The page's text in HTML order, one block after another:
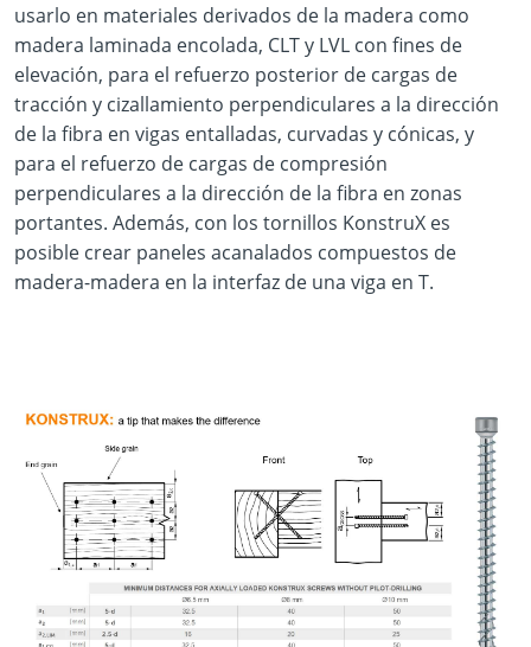
usarlo en materiales derivados de la madera como
madera laminada encolada, CLT y LVL con fines de
elevación, para el refuerzo posterior de cargas de
tracción y cizallamiento perpendiculares a la dirección
de la fibra en vigas entalladas, curvadas y cónicas, y
para el refuerzo de cargas de compresión
perpendiculares a la dirección de la fibra en zonas
portantes. Además, con los tornillos KonstruX es
posible crear paneles acanalados compuestos de
madera-madera en la interfaz de una viga en T.